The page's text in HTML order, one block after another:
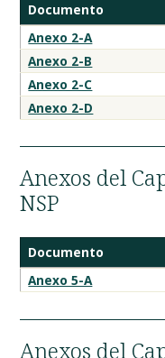
Anexos
NSP
2
Documento
Anexo 2-A
Anexo 2-B
Anexo 2-C
Anexo 2-D
Anexos del
NSP
Anexo
5
del
Documento
Anexo 5-A
Anexos del